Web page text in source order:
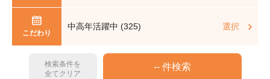
こだわり
中高年活躍中 (325) 選択
検索条件を
全てクリア